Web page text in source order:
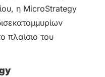
η MicroStrategy
πλαίσιο του